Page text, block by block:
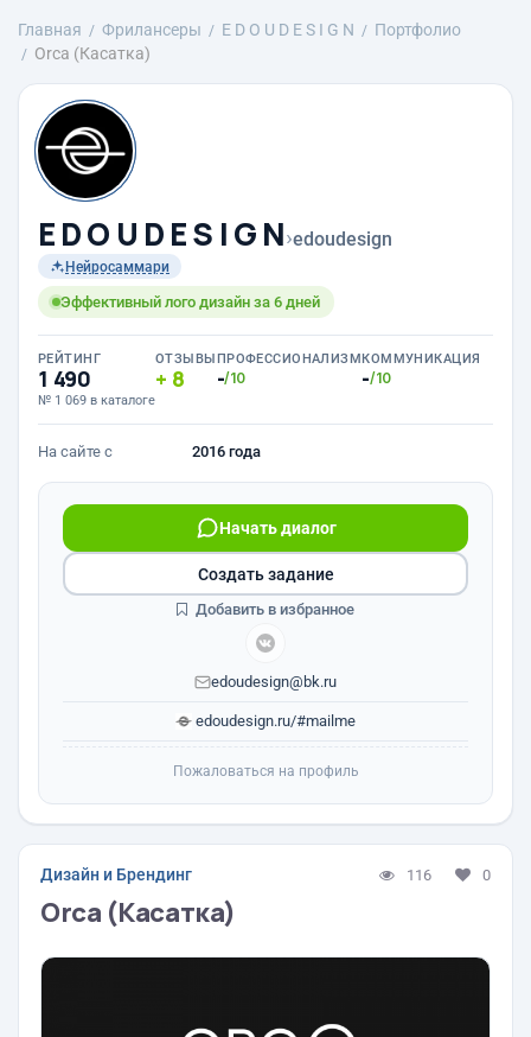
Главная Фрилансеры E D O U D E S I G N
Портфолио
Orca (Касатка)
E D O U D E S I G N›edoudesign
Нейросаммари
Эффективный лого дизайн за 6 дней
РЕЙТИНГ
1 490
№ 1 069 в каталоге
ОТЗЫВЫ
8
ПРОФЕССИОНАЛИЗМ
-/10
КОММУНИКАЦИЯ
-/10
На сайте с 2016 года
Начать диалог
edoudesign@bk.ru
edoudesign.ru/#mailme
Создать задание
Добавить в избранное
Пожаловаться на профиль
Дизайн и Брендинг 116 0
Orca (Касатка)